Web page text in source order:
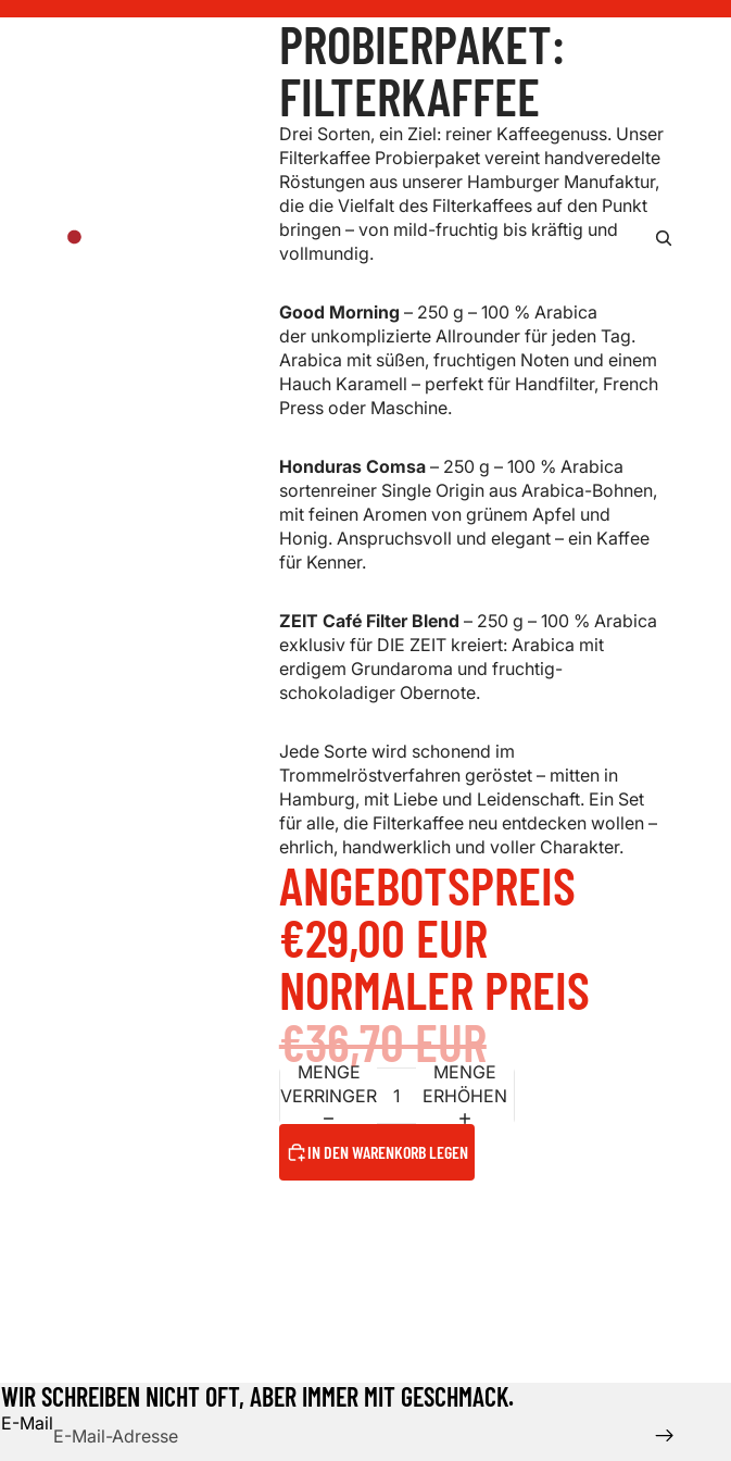
PROBIERPAKET:
FILTERKAFFEE
Drei Sorten, ein Ziel: reiner Kaffeegenuss. Unser
Filterkaffee Probierpaket vereint handveredelte
Röstungen aus unserer Hamburger Manufaktur,
die die Vielfalt des Filterkaffees auf den Punkt
bringen – von mild-fruchtig bis kräftig und
vollmundig.
Good Morning – 250 g – 100 % Arabica
der unkomplizierte Allrounder für jeden Tag.
Arabica mit süßen, fruchtigen Noten und einem
Hauch Karamell – perfekt für Handfilter, French
Press oder Maschine.
Honduras Comsa– 250 g – 100 % Arabica
sortenreiner Single Origin aus Arabica-Bohnen,
mit feinen Aromen von grünem Apfel und
Honig. Anspruchsvoll und elegant – ein Kaffee
für Kenner.
ZEIT Café Filter Blend – 250 g – 100 % Arabica
exklusiv für DIE ZEIT kreiert: Arabica mit
erdigem Grundaroma und fruchtig-
schokoladiger Obernote.
Jede Sorte wird schonend im
Trommelröstverfahren geröstet – mitten in
Hamburg, mit Liebe und Leidenschaft. Ein Set
für alle, die Filterkaffee neu entdecken wollen –
ehrlich, handwerklich und voller Charakter.
ANGEBOTSPREIS
€29,00 EUR
NORMALER PREIS
€36,70 EUR
MENGE
VERRINGERN
MENGE
ERHÖHEN
IN DEN WARENKORB LEGEN
WIR SCHREIBEN NICHT OFT, ABER IMMER MIT GESCHMACK.
E-Mail